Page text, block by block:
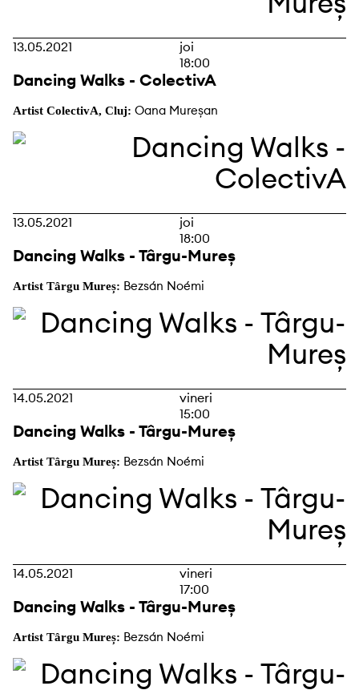
13.05.2021
joi
18:00
Dancing Walks - ColectivA
Artist ColectivA, Cluj: Oana Mureșan
13.05.2021
joi
18:00
Dancing Walks - Târgu-Mureș
Artist Târgu Mureș: Bezsán Noémi
14.05.2021
vineri
15:00
Dancing Walks - Târgu-Mureș
Artist Târgu Mureș: Bezsán Noémi
14.05.2021
vineri
17:00
Dancing Walks - Târgu-Mureș
Artist Târgu Mureș: Bezsán Noémi